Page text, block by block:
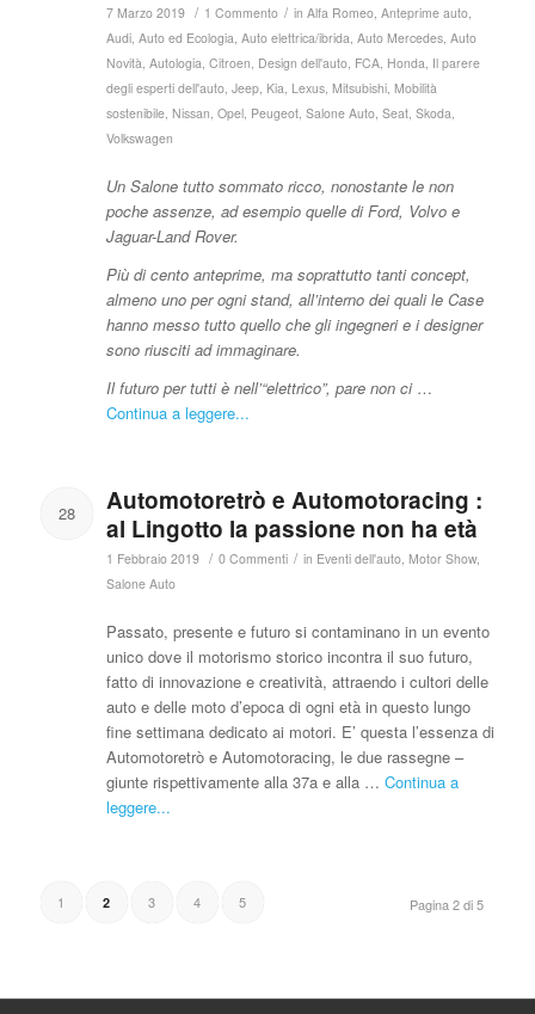
7 Marzo 2019 / 1 Commento / in Alfa Romeo, Anteprime auto,
Audi, Auto ed Ecologia Auto elettrica/ibrida Auto Mercedes, Auto
Novità Autologia Citroen Design dell'auto, FCA, Honda Il parere
degli esperti dell'auto, Jeep, Kia Lexus, Mitsubishi, Mobilità
sostenibile, Nissan Opel, Peugeot, Salone Auto, Seat, Skoda
Volkswagen
Un Salone tutto sommato ricco, nonostante le non
poche assenze, ad esempio quelle diFord, Volvo e
Jaguar-Land Rover.
Più di cento anteprime, ma soprattutto tanti concept,
almeno uno per ogni stand, all’interno dei quali le Case
hanno messo tutto quello che gli ingegneri e i designer
sono riusciti ad immaginare.
Il futuro per tutti è nell’“elettrico”, pare non ci …
Continua a leggere...
28
Automotoretrò e Automotoracing :
al Lingotto la passione non ha età
1 Febbraio 2019 / 0 Commenti / in Eventi dell'auto, Motor Show,
Salone Auto
Passato, presente e futuro si contaminano in un evento
unico dove il motorismo storico incontra il suo futuro,
fatto di innovazione e creatività, attraendo i cultori delle
auto e delle moto d’epoca di ogni età in questo lungo
fine settimana dedicato ai motori. E’ questa l’essenza di
Automotoretrò e Automotoracing, le due rassegne –
giunte rispettivamente alla 37a e alla … Continua a
leggere...
Pagina 2 di 5
1 2 3 4 5